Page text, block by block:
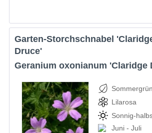
Garten-Storchschnabel 'Claridge
Druce'
Geranium oxonianum 'Claridge
Sommergrün
Lilarosa
Sonnig-
Juni - Juli